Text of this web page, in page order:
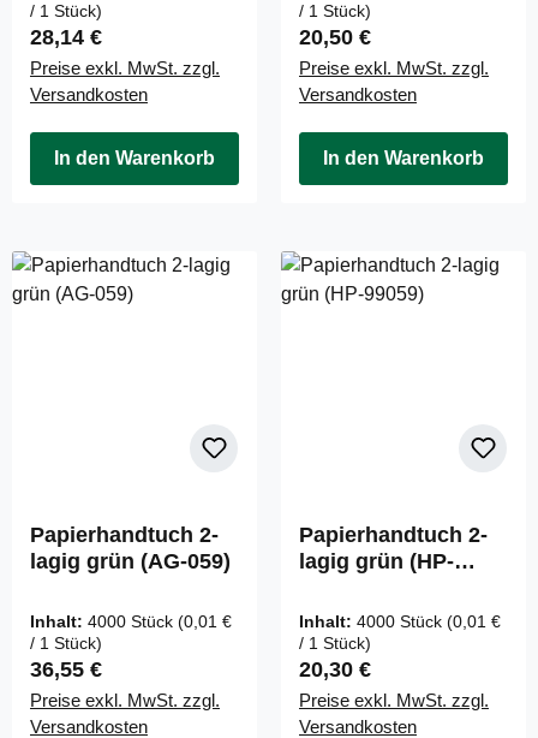
/ 1 Stück)
Regulärer Preis:
28,14 €
Preise exkl. MwSt. zzgl.
Versandkosten
In den Warenkorb
/ 1 Stück)
Regulärer Preis:
20,50 €
Preise exkl. MwSt. zzgl.
Versandkosten
In den Warenkorb
Papierhandtuch 2-
lagig grün (AG-059)
Inhalt: 4000 Stück (0,01 €
/ 1 Stück)
Regulärer Preis:
36,55 €
Preise exkl. MwSt. zzgl.
Versandkosten
Papierhandtuch 2-
lagig grün (HP-
Inhalt: 4000 Stück (0,01 €
/ 1 Stück)
Regulärer Preis:
20,30 €
Preise exkl. MwSt. zzgl.
Versandkosten